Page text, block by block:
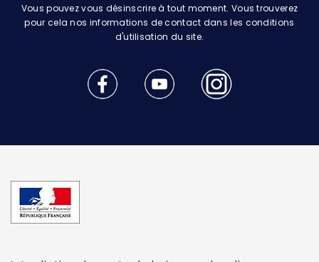
Vous pouvez vous désinscrire à tout moment. Vous trouverez
pour cela nos informations de contact dans les conditions
d'utilisation du site.